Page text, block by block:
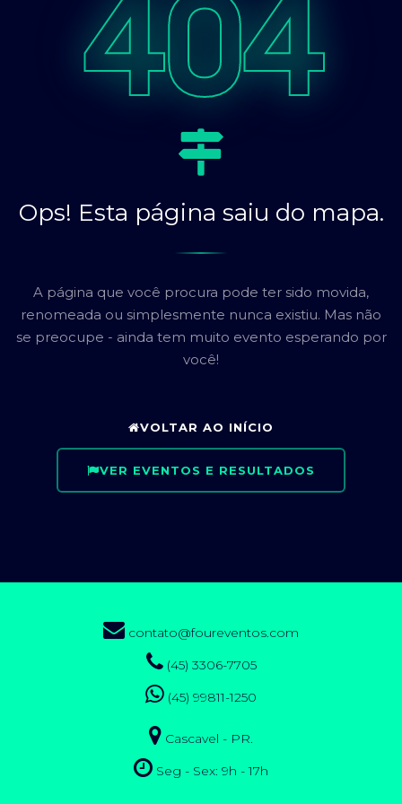
404
Ops! Esta página saiu do mapa.
A página que você procura pode ter sido movida,
renomeada ou simplesmente nunca existiu. Mas não
se preocupe - ainda tem muito evento esperando por
você!
VOLTAR AO INÍCIO
VER EVENTOS E RESULTADOS
contato@foureventos.com
(45) 3306-7705
(45) 99811-1250
Cascavel - PR.
Seg - Sex: 9h - 17h